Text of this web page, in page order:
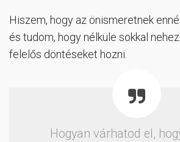
Hiszem, hogy az önismeretnek
és tudom, hogy nélküle sokkal
felelős döntéseket hozni.
Hogyan várhatod el,